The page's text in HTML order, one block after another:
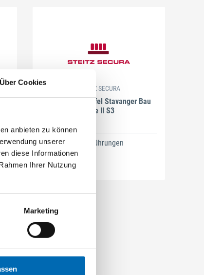
Über Cookies
anbieten zu können
unserer
diese Informationen
Ihrer Nutzung
Marketing
STEITZ SECURA
Sicherheitsstiefel Stavanger Bau
Gore II S3
5 Ausführungen